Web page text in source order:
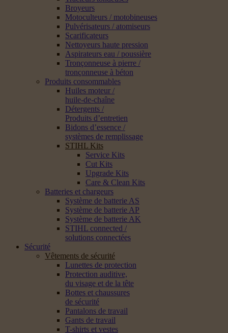
Broyeurs
Motoculteurs / motobineuses
Pulvérisateurs / atomiseurs
Scarificateurs
Nettoyeurs haute pression
Aspirateurs eau / poussière
Tronçonneuse à pierre /
tronçonneuse à béton
Produits consommables
Huiles moteur /
huile-de-chaîne
Détergents /
Produits d’entretien
Bidons d’essence /
systèmes de remplissage
STIHL Kits
Service Kits
Cut Kits
Upgrade Kits
Care & Clean Kits
Batteries et chargeurs
Système de batterie AS
Système de batterie AP
Système de batterie AK
STIHL connected /
solutions connectées
Sécurité
Vêtements de sécurité
Lunettes de protection
Protection auditive,
du visage et de la tête
Bottes et chaussures
de sécurité
Pantalons de travail
Gants de travail
T-shirts et vestes